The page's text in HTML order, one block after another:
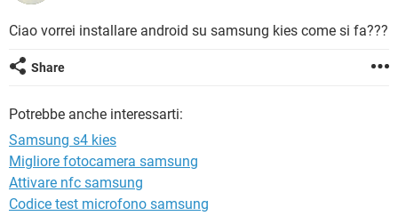
TIKTOK
HARDWARE
INSTAGRAM
INTRATTENIMENTO
iOS WINDOWS 10
INSTAGRAM
COVID-19
INSTAGRAM
TIKTOK
Ciao vorrei installare android su samsung kies come si fa???
Share
Potrebbe anche interessarti:
Samsung s4 kies
Migliore fotocamera samsung
Attivare nfc samsung
Codice test microfono samsung